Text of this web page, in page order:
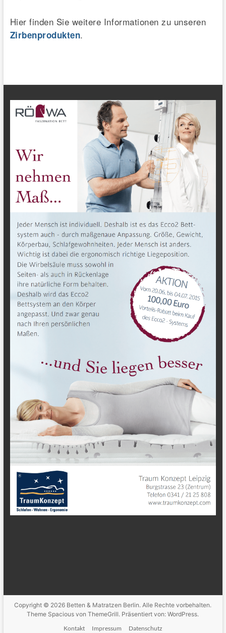
Hier finden Sie weitere Informationen zu unseren
Zirbenprodukten.
Copyright © 2026 Betten & Matratzen Berlin. Alle Rechte vorbehalten.
Theme Spacious von ThemeGrill. Präsentiert von:WordPress.
Kontakt
Impressum Datenschutz